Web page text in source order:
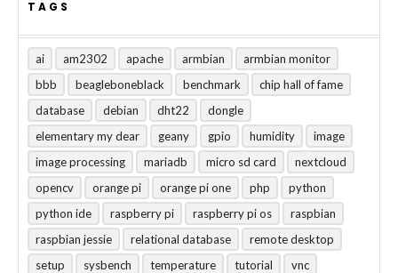
TAGS
ai am2302 apache armbian
armbian monitor
bbb
beagleboneblack benchmark
chip hall of fame
database
debian dht22
dongle
elementary my dear
geany gpio humidity
image
image processing
mariadb micro sd card
nextcloud
opencv
orange pi orange pi one php
python
python ide
raspberry pi raspberry pi os
raspbian
raspbian jessie
relational database
remote desktop
setup
sysbench temperature tutorial
vnc